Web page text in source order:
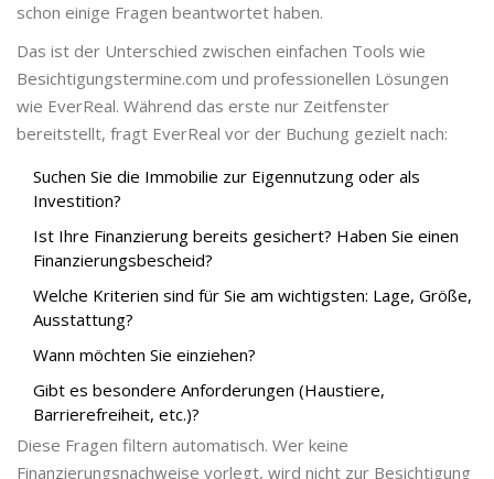
schon einige Fragen beantwortet haben.
Das ist der Unterschied zwischen einfachen Tools wie
Besichtigungstermine.com und professionellen Lösungen
wie EverReal. Während das erste nur Zeitfenster
bereitstellt, fragt EverReal vor der Buchung gezielt nach:
Suchen Sie die Immobilie zur Eigennutzung oder als
Investition?
Ist Ihre Finanzierung bereits gesichert? Haben Sie einen
Finanzierungsbescheid?
Welche Kriterien sind für Sie am wichtigsten: Lage, Größe,
Ausstattung?
Wann möchten Sie einziehen?
Gibt es besondere Anforderungen (Haustiere,
Barrierefreiheit, etc.)?
Diese Fragen filtern automatisch. Wer keine
Finanzierungsnachweise vorlegt, wird nicht zur Besichtigung